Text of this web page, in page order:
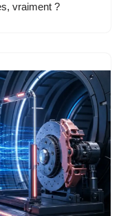
vraiment ?